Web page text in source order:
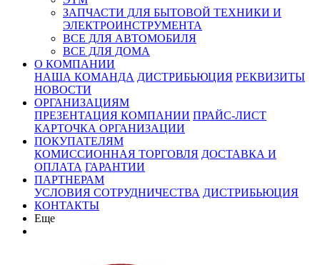
ЗАПЧАСТИ ДЛЯ БЫТОВОЙ ТЕХНИКИ И
ЭЛЕКТРОИНСТРУМЕНТА
ВСЕ ДЛЯ АВТОМОБИЛЯ
ВСЕ ДЛЯ ДОМА
О КОМПАНИИ
НАША КОМАНДА ДИСТРИБЬЮЦИЯ РЕКВИЗИТЫ
НОВОСТИ
ОРГАНИЗАЦИЯМ
ПРЕЗЕНТАЦИЯ КОМПАНИИ ПРАЙС-ЛИСТ
КАРТОЧКА ОРГАНИЗАЦИИ
ПОКУПАТЕЛЯМ
КОМИССИОННАЯ ТОРГОВЛЯ ДОСТАВКА И
ОПЛАТА ГАРАНТИИ
ПАРТНЕРАМ
УСЛОВИЯ СОТРУДНИЧЕСТВА ДИСТРИБЬЮЦИЯ
КОНТАКТЫ
Еще